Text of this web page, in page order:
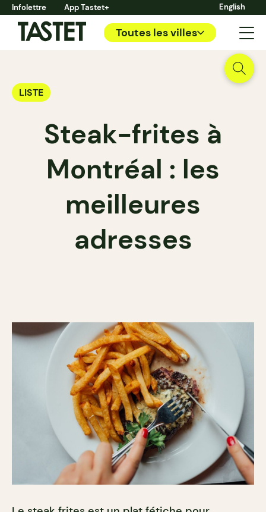
Infolettre App Tastet+ English
Toutes les villes
LISTE
Steak-frites à
Montréal : les
meilleures
adresses